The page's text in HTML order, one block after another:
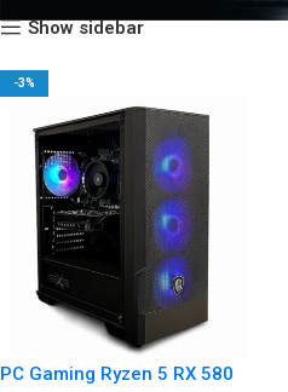
Show sidebar
-3%
PC Gaming Ryzen 5 RX 580